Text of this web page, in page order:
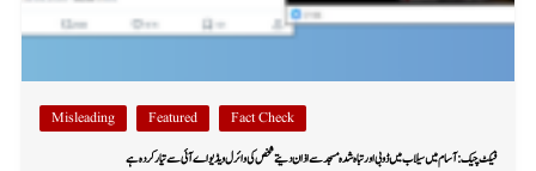
Fact Check
Featured
Misleading
فیکٹ چیک: آسام میں سیلاب میں ڈوبی اور تباہ شدہ مسجد سے اذان دیتے شخص کی وائرل ویڈیو اے آئی سے تیار کردہ ہے